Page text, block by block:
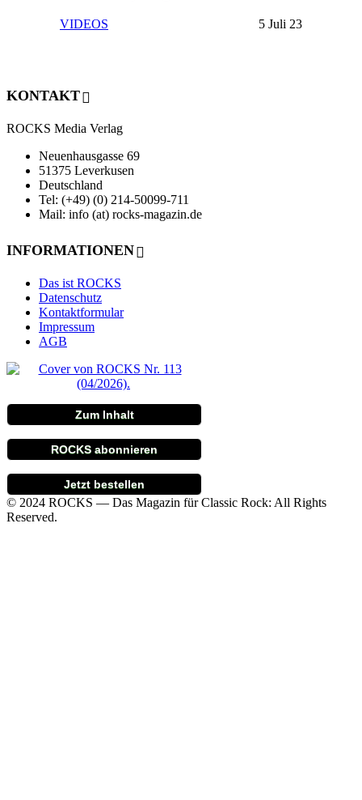
VIDEOS 5 Juli 23
KONTAKT
ROCKS Media Verlag
Neuenhausgasse 69
51375 Leverkusen
Deutschland
Tel: (+49) (0) 214-50099-711
Mail: info (at) rocks-magazin.de
INFORMATIONEN
Das ist ROCKS
Datenschutz
Kontaktformular
Impressum
AGB
Zum Inhalt
ROCKS abonnieren
Jetzt bestellen
© 2024 ROCKS — Das Magazin für Classic Rock: All Rights
Reserved.